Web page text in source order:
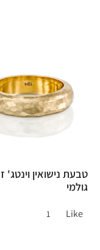
טבעת נישואין וינטג'
גולמי
Like
1